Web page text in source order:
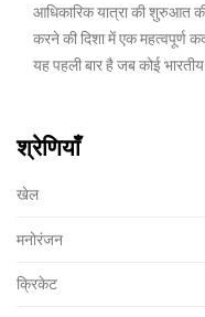
आधिकारिक यात्रा की शुरुआत
करने की दिशा में एक महत्वपूर्ण
यह पहली बार है जब कोई
श्रेणियाँ
खेल
मनोरंजन
क्रिकेट